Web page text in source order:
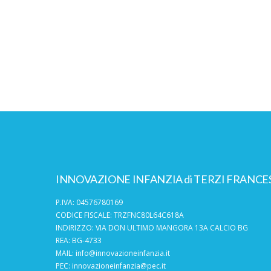
INNOVAZIONE INFANZIA di TERZI
P.IVA: 04576780169
CODICE FISCALE: TRZFNC80L64C618A
INDIRIZZO: VIA DON ULTIMO MANGORA 13A CALCIO BG
REA: BG-4733
MAIL: info@innovazioneinfanzia.it
PEC: innovazioneinfanzia@pec.it